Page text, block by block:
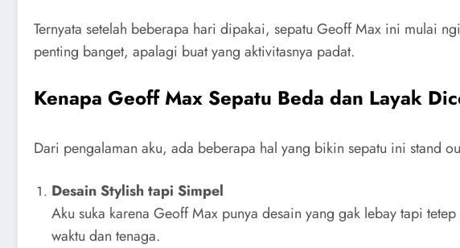
Ternyata setelah beberapa hari dipakai, sepatu Geoff Max ini mulai
penting banget, apalagi buat yang aktivitasnya padat.
Kenapa Geoff Max Sepatu Beda dan Layak
Dari pengalaman aku, ada beberapa hal yang bikin sepatu ini stand
Desain Stylish tapi Simpel
Aku suka karena Geoff Max punya desain yang gak lebay tapi
waktu dan tenaga.